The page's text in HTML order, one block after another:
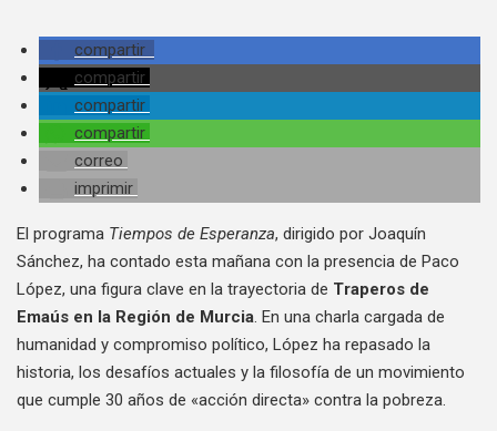
compartir
compartir
compartir
compartir
correo
imprimir
El programa Tiempos de Esperanza, dirigido por Joaquín
Sánchez, ha contado esta mañana con la presencia de Paco
López, una figura clave en la trayectoria de Traperos de
Emaús en la Región de Murcia. En una charla cargada de
humanidad y compromiso político, López ha repasado la
historia, los desafíos actuales y la filosofía de un movimiento
que cumple 30 años de «acción directa» contra la pobreza.